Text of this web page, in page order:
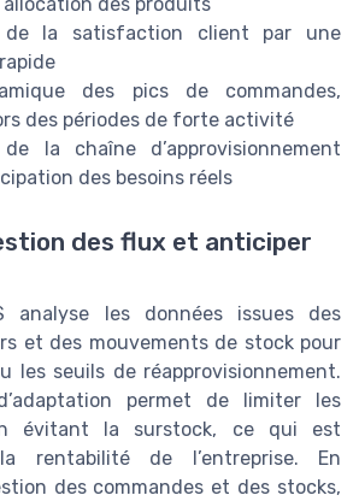
de la satisfaction client par une
des pics de commandes,
des périodes de forte activité
la chaîne d’approvisionnement
des besoins réels
des flux et anticiper
analyse les données issues des
et des mouvements de stock pour
les seuils de réapprovisionnement.
permet de limiter les
évitant la surstock, ce qui est
rentabilité de l’entreprise. En
des commandes et des stocks,